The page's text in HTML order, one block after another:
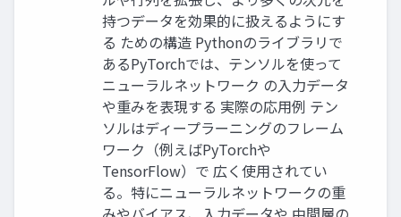
持つデータを効果的に扱えるようにす
る ための構造 Pythonのライブラリで
あるPyTorchでは、テンソルを使って
ニューラルネットワーク の入力データ
や重みを表現する 実際の応用例 テン
ソルはディープラーニングのフレーム
ワーク（例えばPyTorchや
TensorFlow）で 広く使用されてい
る。特にニューラルネットワークの重